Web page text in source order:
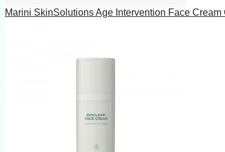
Marini SkinSolutions Age Intervention Face